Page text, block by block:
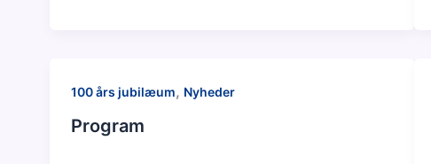
100 års jubilæum, Nyheder
Program